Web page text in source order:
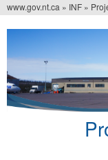
Vous
êtes
ici
www.gov.nt.ca » INF »